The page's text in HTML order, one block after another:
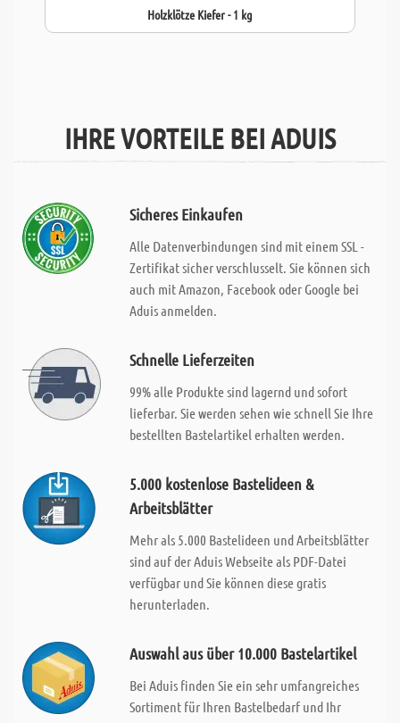
Holzklötze Kiefer - 1 kg
IHRE VORTEILE BEI ADUIS
Sicheres Einkaufen
Alle Datenverbindungen sind mit einem SSL -
Zertifikat sicher verschlusselt. Sie können sich
auch mit Amazon, Facebook oder Google bei
Aduis anmelden.
Schnelle Lieferzeiten
99% alle Produkte sind lagernd und sofort
lieferbar. Sie werden sehen wie schnell Sie Ihre
bestellten Bastelartikel erhalten werden.
5.000 kostenlose Bastelideen &
Arbeitsblätter
Mehr als 5.000 Bastelideen und Arbeitsblätter
sind auf der Aduis Webseite als PDF-Datei
verfügbar und Sie können diese gratis
herunterladen.
Auswahl aus über 10.000 Bastelartikel
Bei Aduis finden Sie ein sehr umfangreiches
Sortiment für Ihren Bastelbedarf und Ihr